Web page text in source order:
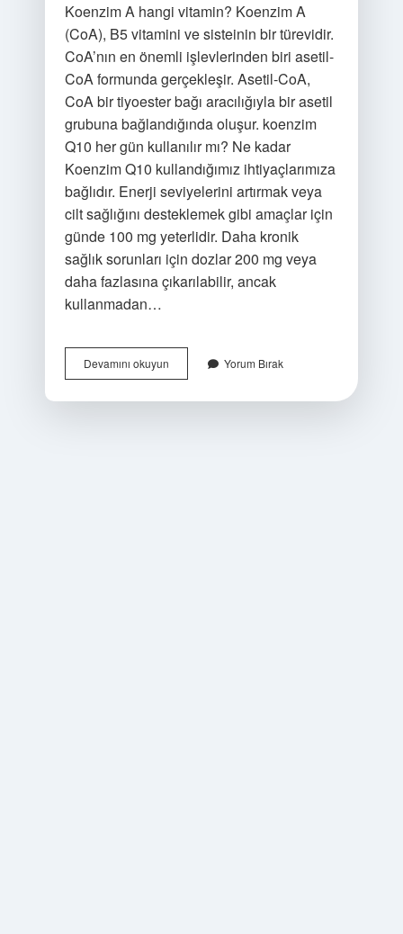
Koenzim A hangi vitamin? Koenzim A
(CoA), B5 vitamini ve sisteinin bir türevidir.
CoA’nın en önemli işlevlerinden biri asetil-
CoA formunda gerçekleşir. Asetil-CoA,
CoA bir tiyoester bağı aracılığıyla bir asetil
grubuna bağlandığında oluşur. koenzim
Q10 her gün kullanılır mı? Ne kadar
Koenzim Q10 kullandığımız ihtiyaçlarımıza
bağlıdır. Enerji seviyelerini artırmak veya
cilt sağlığını desteklemek gibi amaçlar için
günde 100 mg yeterlidir. Daha kronik
sağlık sorunları için dozlar 200 mg veya
daha fazlasına çıkarılabilir, ancak
kullanmadan…
Devamını okuyunKoenzim
Vitamin
Yorum Bırak